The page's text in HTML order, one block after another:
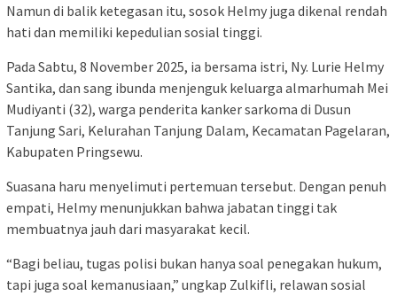
Namun di balik ketegasan itu, sosok Helmy juga dikenal rendah
hati dan memiliki kepedulian sosial tinggi.
Pada Sabtu, 8 November 2025, ia bersama istri, Ny. Lurie Helmy
Santika, dan sang ibunda menjenguk keluarga almarhumah Mei
Mudiyanti (32), warga penderita kanker sarkoma di Dusun
Tanjung Sari, Kelurahan Tanjung Dalam, Kecamatan Pagelaran,
Kabupaten Pringsewu.
Suasana haru menyelimuti pertemuan tersebut. Dengan penuh
empati, Helmy menunjukkan bahwa jabatan tinggi tak
membuatnya jauh dari masyarakat kecil.
“Bagi beliau, tugas polisi bukan hanya soal penegakan hukum,
tapi juga soal kemanusiaan,” ungkap Zulkifli, relawan sosial